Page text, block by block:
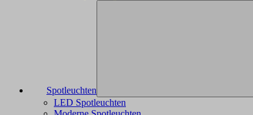
Spotleuchten
LED Spotleuchten